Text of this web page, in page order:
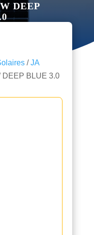
DEEP
/JA
DEEP BLUE 3.0